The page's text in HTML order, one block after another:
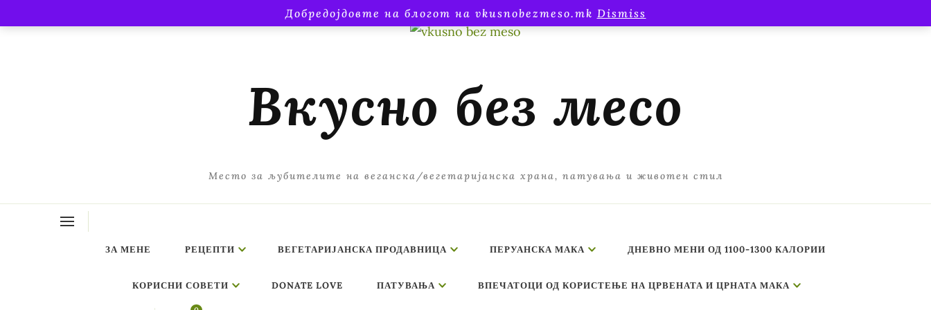
Добредојдовте на блогот на vkusnobezmeso.mk Dismiss
Вкусно без месо
Место за љубителите на веганска/вегетаријанска храна, патувања и животен стил
ЗА МЕНЕ РЕЦЕПТИ ВЕГЕТАРИЈАНСКА ПРОДАВНИЦА ПЕРУАНСКА МАКА ДНЕВНО МЕНИ ОД 1100-1300 КАЛОРИИ
КОРИСНИ СОВЕТИ DONATE LOVE ПАТУВАЊА ВПЕЧАТОЦИ ОД КОРИСТЕЊЕ НА ЦРВЕНАТА И ЦРНАТА МАКА